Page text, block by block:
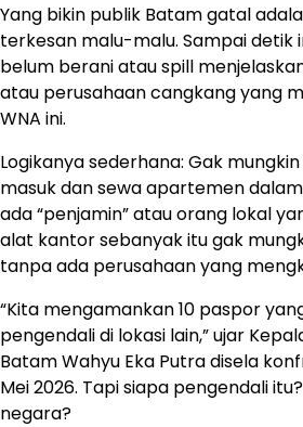
Yang bikin publik Batam gatal
terkesan malu-malu. Sampai detik
belum berani atau spill
atau perusahaan cangkang yang
WNA ini.
Logikanya sederhana: Gak
masuk dan sewa apartemen
ada “penjamin” atau orang lokal
alat kantor sebanyak itu gak
tanpa ada perusahaan yang
“Kita mengamankan 10 paspor
pengendali di lokasi lain,” ujar
Batam Wahyu Eka Putra disela
Mei 2026. Tapi siapa pengendali
negara?